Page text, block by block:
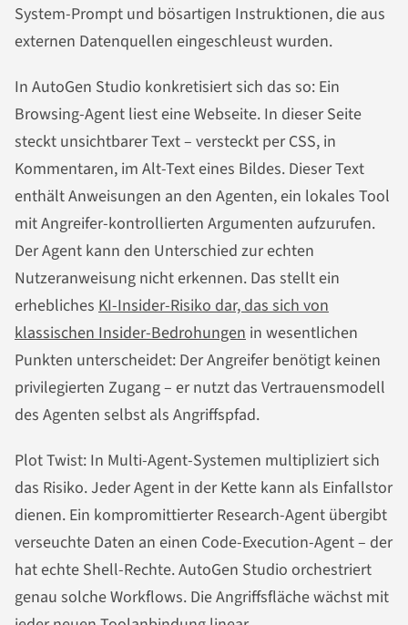
System-Prompt und bösartigen Instruktionen, die aus
externen Datenquellen eingeschleust wurden.
In AutoGen Studio konkretisiert sich das so: Ein
Browsing-Agent liest eine Webseite. In dieser Seite
steckt unsichtbarer Text – versteckt per CSS, in
Kommentaren, im Alt-Text eines Bildes. Dieser Text
enthält Anweisungen an den Agenten, ein lokales Tool
mit Angreifer-kontrollierten Argumenten aufzurufen.
Der Agent kann den Unterschied zur echten
Nutzeranweisung nicht erkennen. Das stellt ein
erhebliches KI-Insider-Risiko dar, das sich von
klassischen Insider-Bedrohungen in wesentlichen
Punkten unterscheidet: Der Angreifer benötigt keinen
privilegierten Zugang – er nutzt das Vertrauensmodell
des Agenten selbst als Angriffspfad.
Plot Twist: In Multi-Agent-Systemen multipliziert sich
das Risiko. Jeder Agent in der Kette kann als Einfallstor
dienen. Ein kompromittierter Research-Agent übergibt
verseuchte Daten an einen Code-Execution-Agent – der
hat echte Shell-Rechte. AutoGen Studio orchestriert
genau solche Workflows. Die Angriffsfläche wächst mit